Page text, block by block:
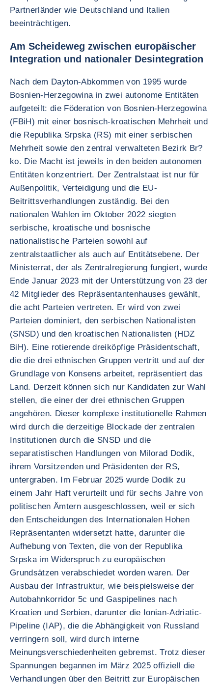
Partnerländer wie Deutschland und Italien
beeinträchtigen.
Am Scheideweg zwischen europäischer
Integration und nationaler Desintegration
Nach dem Dayton-Abkommen von 1995 wurde
Bosnien-Herzegowina in zwei autonome Entitäten
aufgeteilt: die Föderation von Bosnien-Herzegowina
(FBiH) mit einer bosnisch-kroatischen Mehrheit und
die Republika Srpska (RS) mit einer serbischen
Mehrheit sowie den zentral verwalteten Bezirk Br?
ko. Die Macht ist jeweils in den beiden autonomen
Entitäten konzentriert. Der Zentralstaat ist nur für
Außenpolitik, Verteidigung und die EU-
Beitrittsverhandlungen zuständig. Bei den
nationalen Wahlen im Oktober 2022 siegten
serbische, kroatische und bosnische
nationalistische Parteien sowohl auf
zentralstaatlicher als auch auf Entitätsebene. Der
Ministerrat, der als Zentralregierung fungiert, wurde
Ende Januar 2023 mit der Unterstützung von 23 der
42 Mitglieder des Repräsentantenhauses gewählt,
die acht Parteien vertreten. Er wird von zwei
Parteien dominiert, den serbischen Nationalisten
(SNSD) und den kroatischen Nationalisten (HDZ
BiH). Eine rotierende dreiköpfige Präsidentschaft,
die die drei ethnischen Gruppen vertritt und auf der
Grundlage von Konsens arbeitet, repräsentiert das
Land. Derzeit können sich nur Kandidaten zur Wahl
stellen, die einer der drei ethnischen Gruppen
angehören. Dieser komplexe institutionelle Rahmen
wird durch die derzeitige Blockade der zentralen
Institutionen durch die SNSD und die
separatistischen Handlungen von Milorad Dodik,
ihrem Vorsitzenden und Präsidenten der RS,
untergraben. Im Februar 2025 wurde Dodik zu
einem Jahr Haft verurteilt und für sechs Jahre von
politischen Ämtern ausgeschlossen, weil er sich
den Entscheidungen des Internationalen Hohen
Repräsentanten widersetzt hatte, darunter die
Aufhebung von Texten, die von der Republika
Srpska im Widerspruch zu europäischen
Grundsätzen verabschiedet worden waren. Der
Ausbau der Infrastruktur, wie beispielsweise der
Autobahnkorridor 5c und Gaspipelines nach
Kroatien und Serbien, darunter die Ionian-Adriatic-
Pipeline (IAP), die die Abhängigkeit von Russland
verringern soll, wird durch interne
Meinungsverschiedenheiten gebremst. Trotz dieser
Spannungen begannen im März 2025 offiziell die
Verhandlungen über den Beitritt zur Europäischen